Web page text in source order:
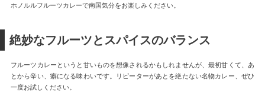
ホノルルフルーツカレーで南国気分をお楽しみください。
絶妙なフルーツとスパイスのバランス
フルーツカレーというと甘いものを想像されるかもしれませんが、最初甘くて、あ
とから辛い、癖になる味わいです。リピーターがあとを絶たない名物カレー、ぜひ
一度お試しください。